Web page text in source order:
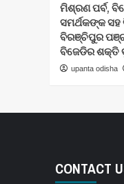
ମିଶ୍ରଣ ପର୍ବ,
ସମର୍ଥକଙ୍କ
ବିରଞ୍ଚିପୁର
ବିଜେଡିର ଶକ୍ତି
upanta odisha
CONTACT